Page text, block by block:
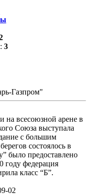
3
Газпром"
на всесоюзной арене в
Союза выступала
с большим
состоялось в
было предоставлено
году федерация
класс “Б”.
02